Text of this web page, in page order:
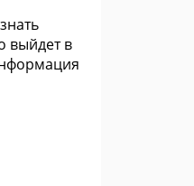
выйдет в